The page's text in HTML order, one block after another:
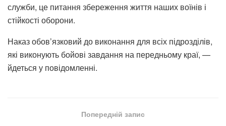
служби, це питання збереження життя наших воїнів і
стійкості оборони.
Наказ обов’язковий до виконання для всіх підрозділів,
які виконують бойові завдання на передньому краї, —
йдеться у повідомленні.
Попередній запис